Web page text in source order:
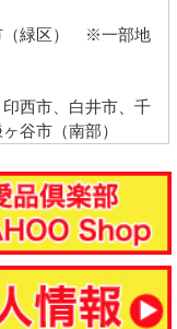
（緑区） ※一部地
西市、白井市、千
谷市（南部）